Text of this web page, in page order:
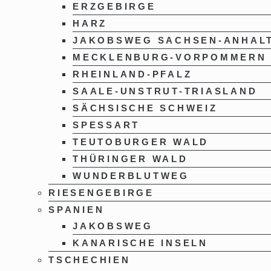
ERZGEBIRGE
HARZ
JAKOBSWEG SACHSEN-
MECKLENBURG-VORPOMMERN
RHEINLAND-PFALZ
SAALE-UNSTRUT-TRIASLAND
SÄCHSISCHE SCHWEIZ
SPESSART
TEUTOBURGER WALD
THÜRINGER WALD
WUNDERBLUTWEG
RIESENGEBIRGE
SPANIEN
JAKOBSWEG
KANARISCHE INSELN
TSCHECHIEN